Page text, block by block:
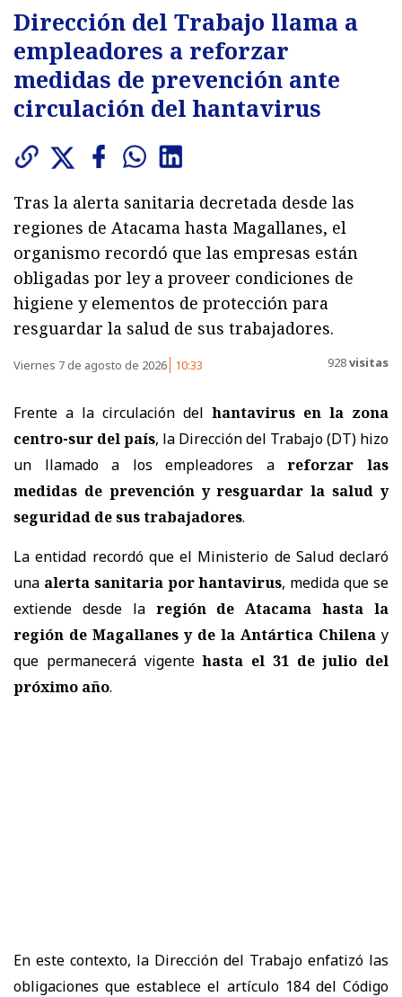
Dirección del Trabajo llama a
empleadores a reforzar
medidas de prevención ante
circulación del hantavirus
Tras la alerta sanitaria decretada desde las
regiones de Atacama hasta Magallanes, el
organismo recordó que las empresas están
obligadas por ley a proveer condiciones de
higiene y elementos de protección para
resguardar la salud de sus trabajadores.
Viernes 7 de agosto de 2026 10:33 928visitas
Frente a la circulación del hantavirus en la zona
centro-sur del país, la Dirección del Trabajo (DT) hizo
un llamado a los empleadores areforzar las
medidas de prevención y resguardar la salud y
seguridad de sus trabajadores.
La entidad recordó que el Ministerio de Salud declaró
una alerta sanitaria por hantavirus, medida que se
extiende desde la región de Atacama hasta la
región de Magallanes y de la Antártica Chilena y
que permanecerá vigentehasta el 31 de julio del
próximo año.
En este contexto, la Dirección del Trabajo enfatizó las
obligaciones que establece el artículo 184 del Código